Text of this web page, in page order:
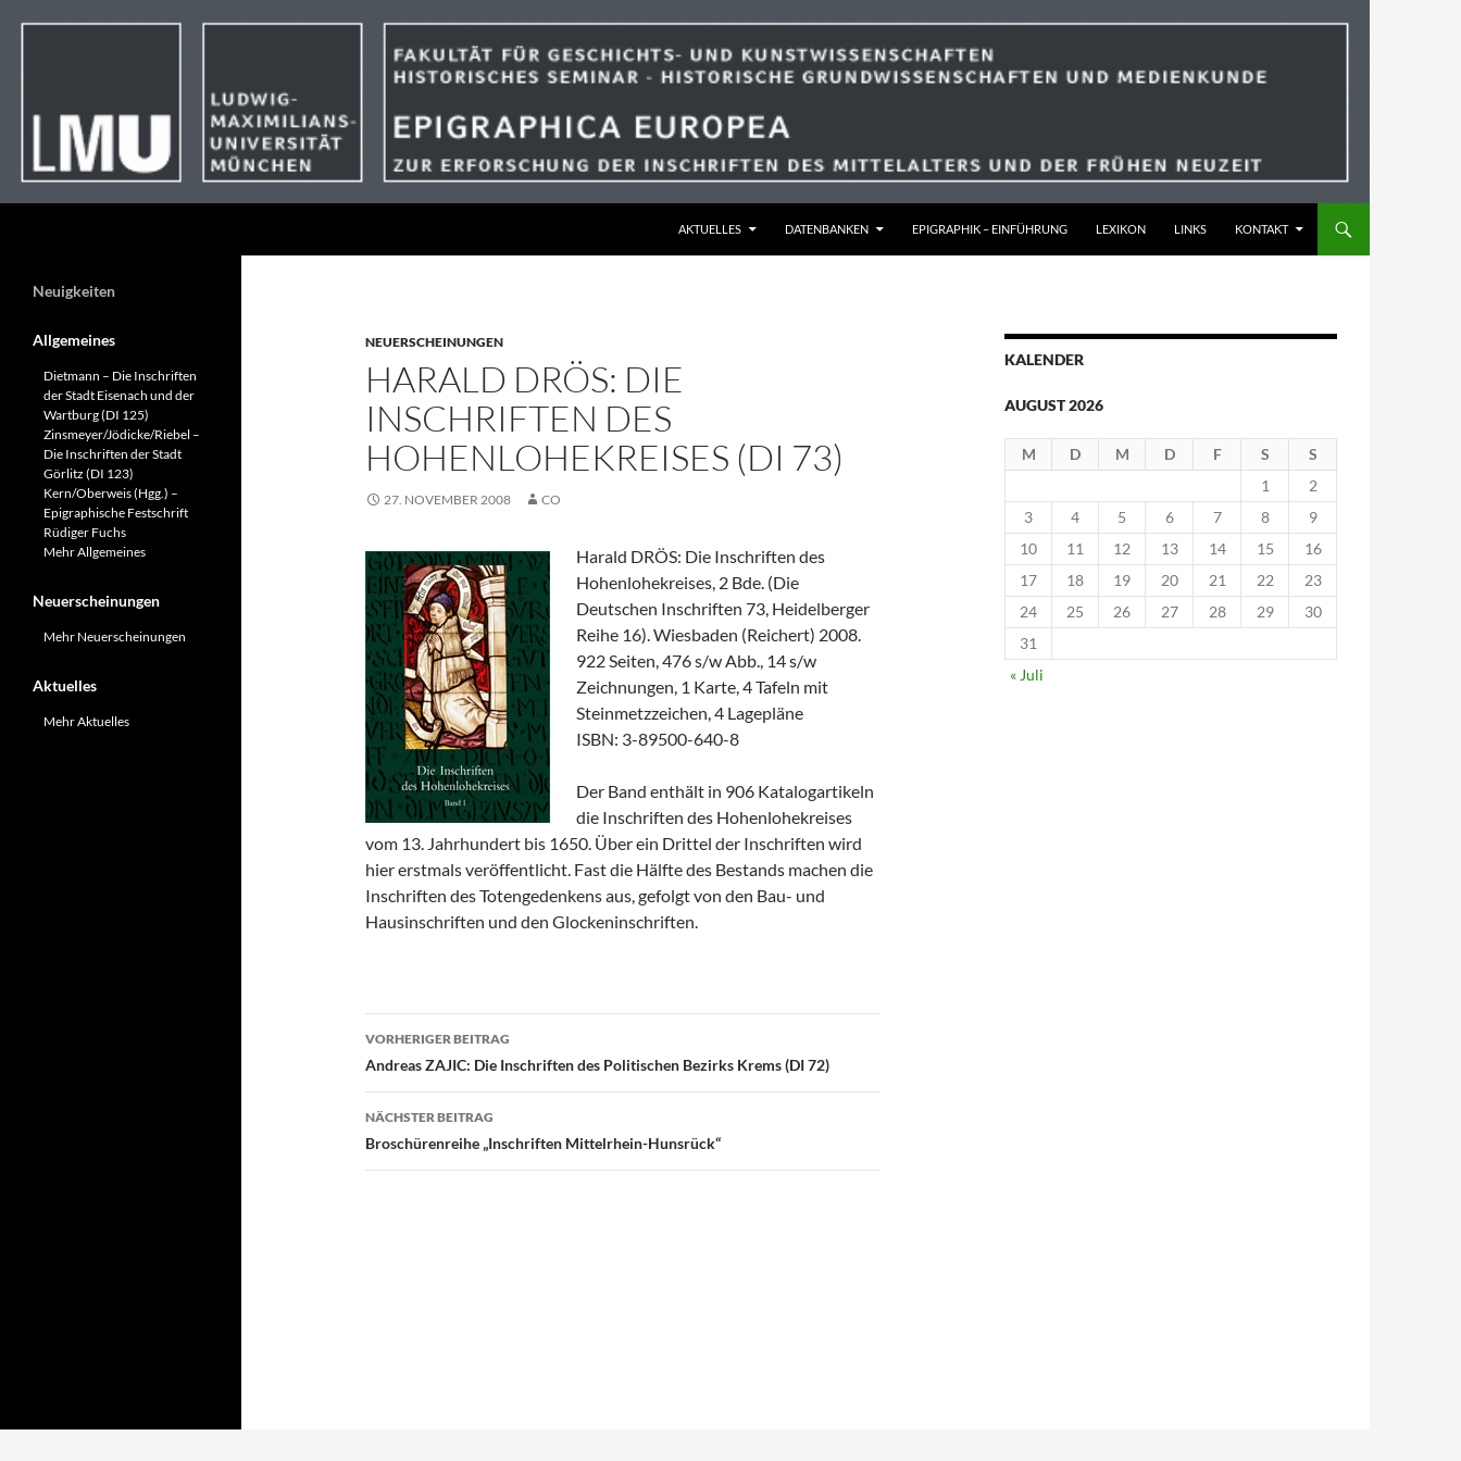
AKTUELLES
DATENBANKEN EPIGRAPHIK – EINFÜHRUNG LEXIKON LINKS KONTAKT
NEUERSCHEINUNGEN
HARALD DRÖS: DIE
INSCHRIFTEN DES
HOHENLOHEKREISES (DI 73)
27. NOVEMBER 2008 CO
Harald DRÖS: Die Inschriften des
Hohenlohekreises, 2 Bde. (Die
Deutschen Inschriften 73, Heidelberger
Reihe 16). Wiesbaden (Reichert) 2008.
922 Seiten, 476 s/w Abb., 14 s/w
Zeichnungen, 1 Karte, 4 Tafeln mit
Steinmetzzeichen, 4 Lagepläne
ISBN: 3-89500-640-8
Der Band enthält in 906 Katalogartikeln
die Inschriften des Hohenlohekreises
vom 13. Jahrhundert bis 1650. Über ein Drittel der Inschriften wird
hier erstmals veröffentlicht. Fast die Hälfte des Bestands machen die
Inschriften des Totengedenkens aus, gefolgt von den Bau- und
Hausinschriften und den Glockeninschriften.
Beitragsnavigation
VORHERIGER BEITRAG
Andreas ZAJIC: Die Inschriften des Politischen Bezirks Krems (DI 72)
NÄCHSTER BEITRAG
Broschürenreihe „Inschriften Mittelrhein-Hunsrück“
KALENDER
AUGUST 2026
M D M D F S
S
1
2
3
4 5 6 7 8
9
10
11 12 13 14 15
16
17
18 19 20 21 22
23
24
25 26 27 28 29
30
31
« Juli
Neuigkeiten
Allgemeines
Dietmann – Die Inschriften
der Stadt Eisenach und der
Wartburg (DI 125)
Zinsmeyer/Jödicke/Riebel –
Die Inschriften der Stadt
Görlitz (DI 123)
Kern/Oberweis (Hgg.) –
Epigraphische Festschrift
Rüdiger Fuchs
Mehr Allgemeines
Neuerscheinungen
Mehr Neuerscheinungen
Aktuelles
Mehr Aktuelles